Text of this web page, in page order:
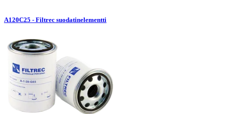
A120C25 - Filtrec suodatinelementti